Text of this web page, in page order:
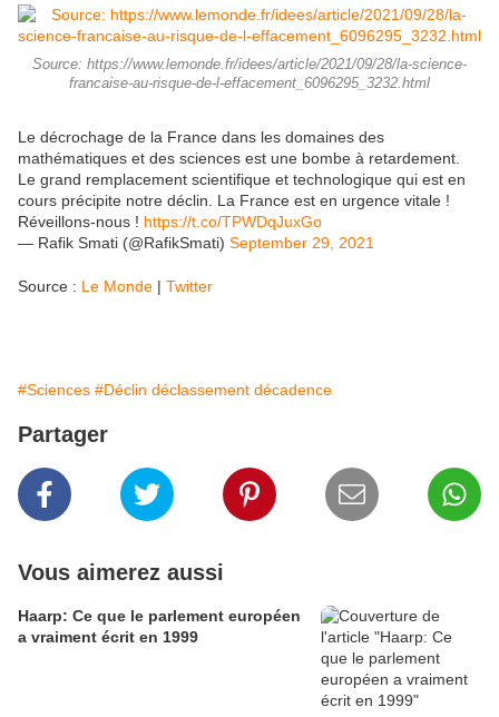
Source: https://www.lemonde.fr/idees/article/2021/09/28/la-science-
francaise-au-risque-de-l-effacement_6096295_3232.html
Le décrochage de la France dans les domaines des
mathématiques et des sciences est une bombe à retardement.
Le grand remplacement scientifique et technologique qui est en
cours précipite notre déclin. La France est en urgence vitale !
Réveillons-nous ! https://t.co/TPWDqJuxGo
— Rafik Smati (@RafikSmati) September 29, 2021
Source : Le Monde | Twitter
#Sciences #Déclin déclassement décadence
Partager
Vous aimerez aussi
Haarp: Ce que le parlement européen
a vraiment écrit en 1999